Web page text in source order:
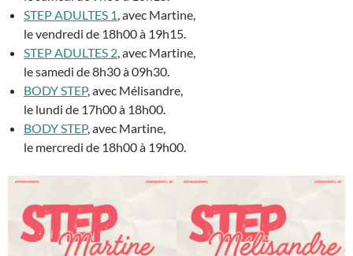
STEP ADULTES 1, avec Martine,
le vendredi de 18h00 à 19h15.
STEP ADULTES 2, avec Martine,
le samedi de 8h30 à 09h30.
BODY STEP, avec Mélisandre,
le lundi de 17h00 à 18h00.
BODY STEP, avec Martine,
le mercredi de 18h00 à 19h00.